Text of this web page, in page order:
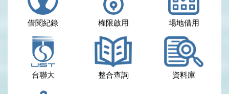
借閱紀錄 權限啟用 場地借用
台聯大 整合查詢 資料庫